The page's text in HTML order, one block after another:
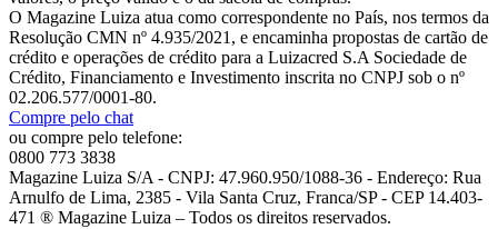
O Magazine Luiza atua como correspondente no País, nos termos da
Resolução CMN nº 4.935/2021, e encaminha propostas de cartão de
crédito e operações de crédito para a Luizacred S.A Sociedade de
Crédito, Financiamento e Investimento inscrita no CNPJ sob o nº
02.206.577/0001-80.
Compre pelo chat
ou compre pelo telefone:
0800 773 3838
Magazine Luiza S/A - CNPJ: 47.960.950/1088-36 - Endereço: Rua
Arnulfo de Lima, 2385 - Vila Santa Cruz, Franca/SP - CEP 14.403-
471 ® Magazine Luiza – Todos os direitos reservados.